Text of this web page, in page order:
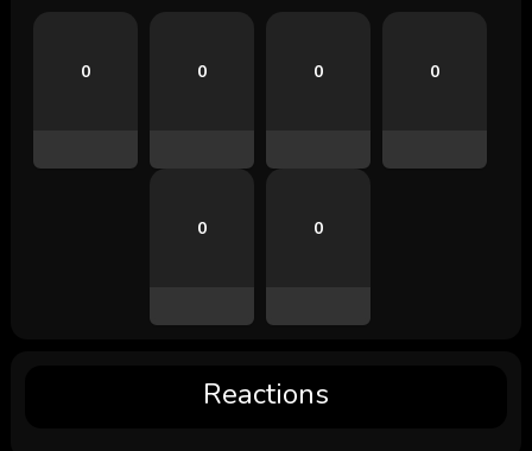
0 0 0 0
0 0
Reactions